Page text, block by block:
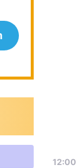
12:00